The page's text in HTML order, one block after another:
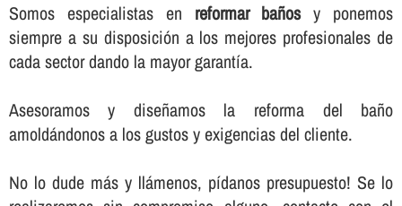
Somos especialistas en reformar bañosy ponemos
siempre a su disposición a los mejores profesionales de
cada sector dando la mayor garantí­a.
Asesoramos y diseñamos la reforma del baño
amoldándonos a los gustos y exigencias del cliente.
No lo dude más y llámenos, pí­danos presupuesto! Se lo